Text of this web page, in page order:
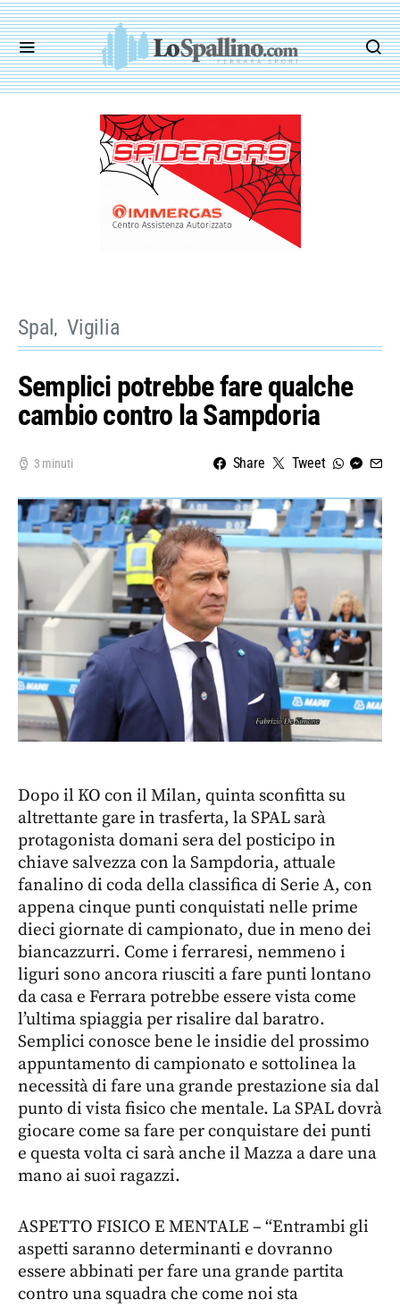
Spal Vigilia
Semplici potrebbe fare qualche
cambio contro la Sampdoria
3 minuti Share Tweet
Dopo il KO con il Milan, quinta sconfitta su
altrettante gare in trasferta, la SPAL sarà
protagonista domani sera del posticipo in
chiave salvezza con la Sampdoria, attuale
fanalino di coda della classifica di Serie A, con
appena cinque punti conquistati nelle prime
dieci giornate di campionato, due in meno dei
biancazzurri. Come i ferraresi, nemmeno i
liguri sono ancora riusciti a fare punti lontano
da casa e Ferrara potrebbe essere vista come
l’ultima spiaggia per risalire dal baratro.
Semplici conosce bene le insidie del prossimo
appuntamento di campionato e sottolinea la
necessità di fare una grande prestazione sia dal
punto di vista fisico che mentale. La SPAL dovrà
giocare come sa fare per conquistare dei punti
e questa volta ci sarà anche il Mazza a dare una
mano ai suoi ragazzi.
ASPETTO FISICO E MENTALE – “Entrambi gli
aspetti saranno determinanti e dovranno
essere abbinati per fare una grande partita
contro una squadra che come noi sta